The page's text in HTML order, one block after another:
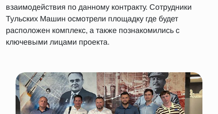
взаимодействия по данному контракту. Сотрудники
Тульских Машин осмотрели площадку где будет
расположен комплекс, а также познакомились с
ключевыми лицами проекта.